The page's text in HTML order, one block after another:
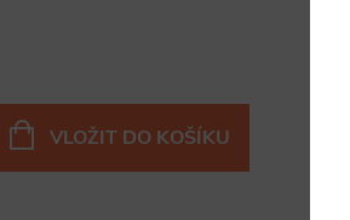
VLOŽIT DO KOŠÍKU